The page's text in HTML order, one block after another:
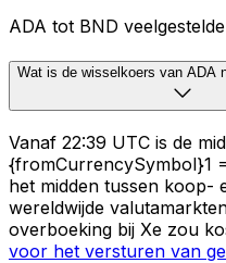
ADA tot BND
Wat is de wisselkoers van ADA
Vanaf 22:39 UTC is de
{fromCurrencySymbol}1
het midden tussen koop-
wereldwijde
overboeking bij Xe zou
voor het versturen van